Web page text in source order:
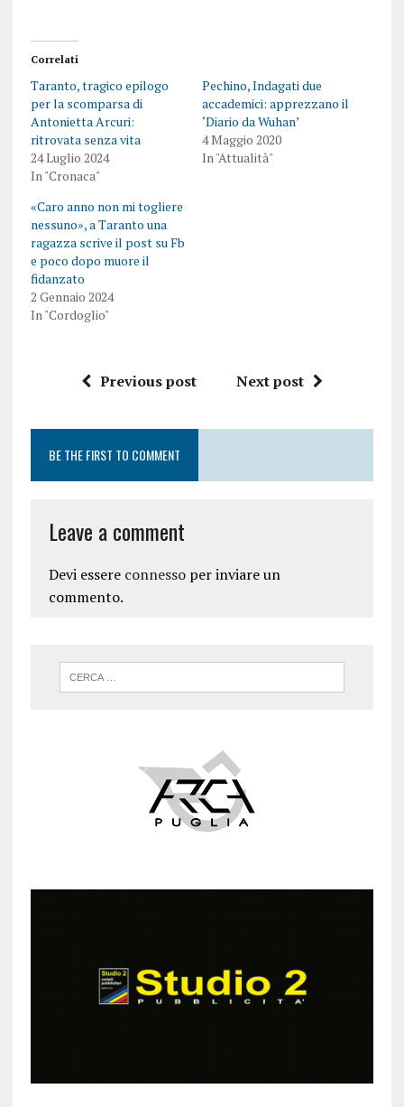
Correlati
Taranto, tragico epilogo
per la scomparsa di
Antonietta Arcuri:
ritrovata senza vita
24 Luglio 2024
In "Cronaca"
Pechino, Indagati due
accademici: apprezzano il
‘Diario da Wuhan’
4 Maggio 2020
In "Attualità"
«Caro anno non mi togliere
nessuno», a Taranto una
ragazza scrive il post su Fb
e poco dopo muore il
fidanzato
2 Gennaio 2024
In "Cordoglio"
Previous post Next post
BE THE FIRST TO COMMENT
Leave a comment
Devi essere connessoper inviare un
commento.